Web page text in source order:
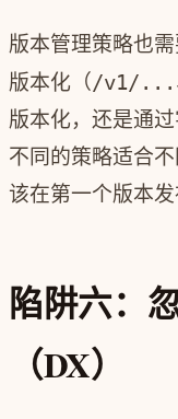
版本管理策略也
版本化（/v1/...
版本化，还是通
不同的策略适合
该在第一个版本发
陷阱六：
（DX）